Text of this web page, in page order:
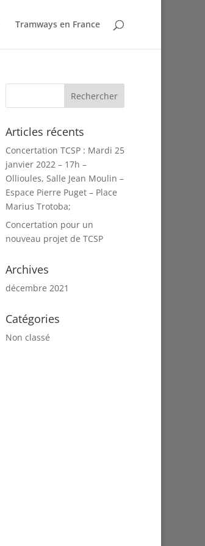
Tramways en France
Articles récents
Concertation TCSP : Mardi 25
janvier 2022 – 17h –
Ollioules, Salle Jean Moulin –
Espace Pierre Puget – Place
Marius Trotoba;
Concertation pour un
nouveau projet de TCSP
Archives
décembre 2021
Catégories
Non classé